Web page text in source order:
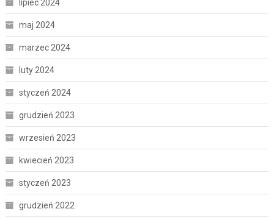
lipiec 2024
maj 2024
marzec 2024
luty 2024
styczeń 2024
grudzień 2023
wrzesień 2023
kwiecień 2023
styczeń 2023
grudzień 2022